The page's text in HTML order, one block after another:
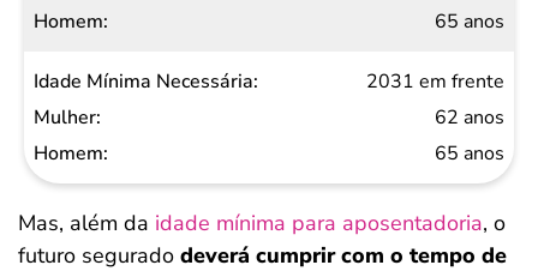
65 anos
2031 em frente
62 anos
65 anos
Mas, além da idade mínima para aposentadoria, o
futuro segurado deverá cumprir com o tempo de